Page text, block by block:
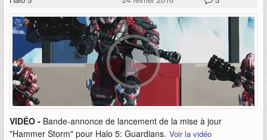
VIDÉO - Bande-annonce de lancement de la mise à jour
"Hammer Storm" pour Halo 5: Guardians. Voir la vidéo